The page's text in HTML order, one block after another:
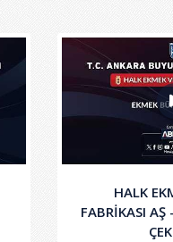
HALK
FABRİKASI AŞ